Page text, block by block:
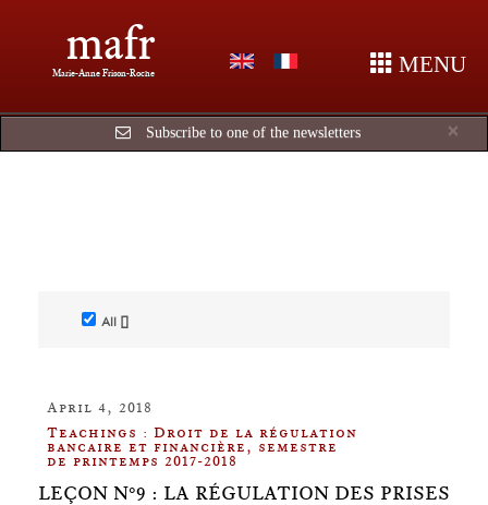
mafr
Marie-Anne Frison-Roche MENU
×
Subscribe to one of the newsletters
All []
April 4, 2018
Teachings : Droit de la régulation
bancaire et financière, semestre
de printemps 2017-2018
LEÇON N°9 : LA RÉGULATION DES PRISES